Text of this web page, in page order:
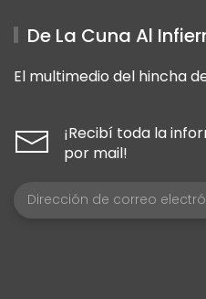
De La Cuna Al
El multimedio del hincha
¡Recibí toda la
por mail!